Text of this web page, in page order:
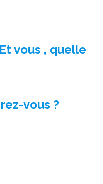
Et vous , quelle
vous ?